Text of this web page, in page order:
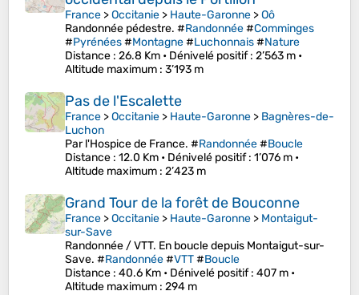
France >Occitanie > Haute-Garonne >Oô
Randonnée pédestre. #Randonnée#Comminges
#Pyrénées#Montagne#Luchonnais#Nature
Distance : 26.8 Km • Dénivelé positif: 2’563 m •
Altitude maximum : 3’193 m
Pas de l'Escalette
France >Occitanie > Haute-Garonne > Bagnères-de-
Luchon
Par l'Hospice de France. #Randonnée#Boucle
Distance : 12.0 Km • Dénivelé positif: 1’076 m •
Altitude maximum : 2’423 m
Grand Tour de la forêt de Bouconne
France >Occitanie > Haute-Garonne > Montaigut-
sur-Save
Randonnée / VTT. En boucle depuis Montaigut-sur-
Save. #Randonnée#VTT#Boucle
Distance : 40.6 Km • Dénivelé positif: 407 m •
Altitude maximum : 294 m